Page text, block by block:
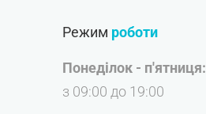
Режим роботи
Понеділок - п'ятниця:
з 09:00 до 19:00